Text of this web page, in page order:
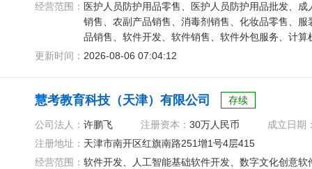
经营范围： 医护人员防护用品零售、医护人员防护用品批发、
销售、农副产品销售、消毒剂销售、化妆品零售、
品销售、软件开发、软件销售、软件外包服务、计
交流、技术转让、技术推广
更新时间： 2026-08-06 07:04:12
慧考教育科技（天津）有限公司 存续
公司法人： 许鹏飞 注册资本： 30万人民币
成立日期
注册地址： 天津市南开区红旗南路251增1号4层415
经营范围： 软件开发、人工智能基础软件开发、数字文化创意